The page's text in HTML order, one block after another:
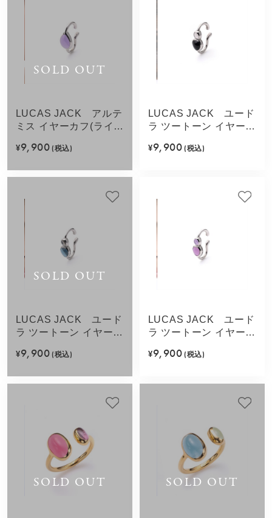
SOLD OUT
LUCAS JACK アルテ
ミス イヤーカフ(ライト
¥9,900 (税込)
LUCAS JACK ユード
ラ ツートーン イヤーカ
¥9,900 (税込)
SOLD OUT
LUCAS JACK ユード
ラ ツートーン イヤーカ
¥9,900 (税込)
LUCAS JACK ユード
ラ ツートーン イヤーカ
¥9,900 (税込)
SOLD OUT SOLD OUT